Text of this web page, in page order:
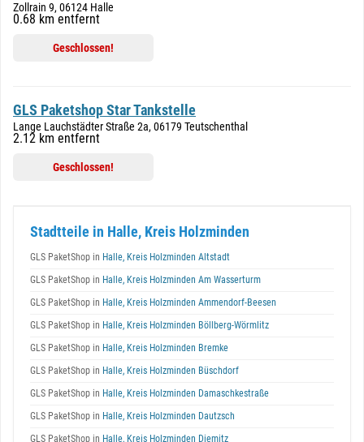
Zollrain 9, 06124 Halle
0.68 km entfernt
Geschlossen!
GLS Paketshop Star Tankstelle
Lange Lauchstädter Straße 2a, 06179 Teutschenthal
2.12 km entfernt
Geschlossen!
Stadtteile in Halle, Kreis Holzminden
GLS PaketShop in Halle, Kreis Holzminden Altstadt
GLS PaketShop in Halle, Kreis Holzminden Am Wasserturm
GLS PaketShop in Halle, Kreis Holzminden Ammendorf-Beesen
GLS PaketShop in Halle, Kreis Holzminden Böllberg-Wörmlitz
GLS PaketShop in Halle, Kreis Holzminden Bremke
GLS PaketShop in Halle, Kreis Holzminden Büschdorf
GLS PaketShop in Halle, Kreis Holzminden Damaschkestraße
GLS PaketShop in Halle, Kreis Holzminden Dautzsch
GLS PaketShop in Halle, Kreis Holzminden Diemitz